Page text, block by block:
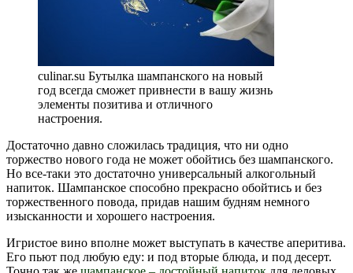
culinar.su Бутылка шампанского на новый
год всегда сможет привнести в вашу жизнь
элементы позитива и отличного
настроения.
Достаточно давно сложилась традиция, что ни одно
торжество нового года не может обойтись без шампанского.
Но все-таки это достаточно универсальный алкогольный
напиток. Шампанское способно прекрасно обойтись и без
торжественного повода, придав нашим будням немного
изысканности и хорошего настроения.
Игристое вино вполне может выступать в качестве аперитива.
Его пьют под любую еду: и под вторые блюда, и под десерт.